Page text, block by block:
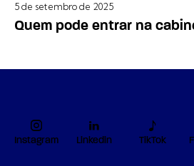
5 de setembro de 2025
Quem pode entrar na
Instagram Linkedin TikTok